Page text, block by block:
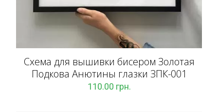
Схема для вышивки бисером Золотая
Подкова Анютины глазки ЗПК-001
110.00 грн.